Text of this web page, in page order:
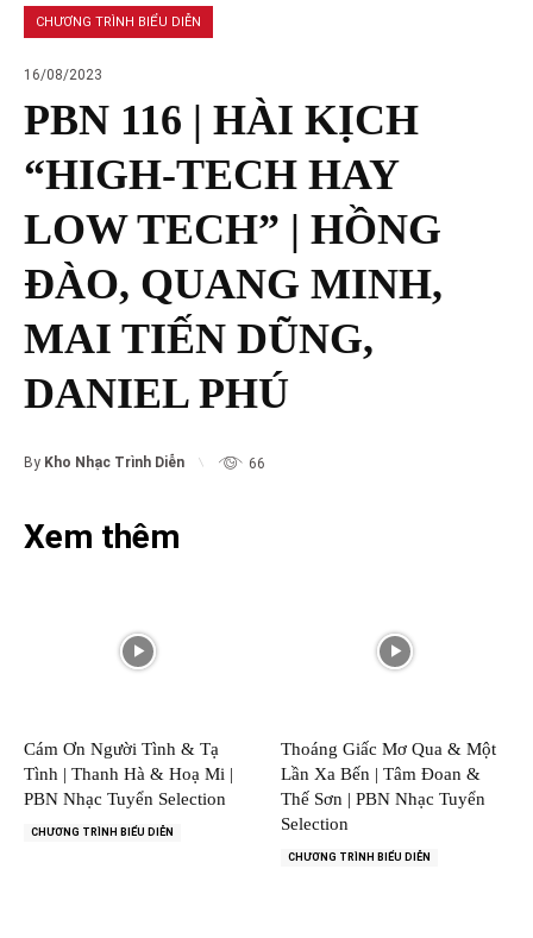
CHƯƠNG TRÌNH BIỂU DIỄN
16/08/2023
PBN 116 | HÀI KỊCH
“HIGH-TECH HAY
LOW TECH” | HỒNG
ĐÀO, QUANG MINH,
MAI TIẾN DŨNG,
DANIEL PHÚ
By Kho Nhạc Trình Diễn 66
Xem thêm
Cám Ơn Người Tình & Tạ
Tình | Thanh Hà & Hoạ Mi |
PBN Nhạc Tuyển Selection
CHƯƠNG TRÌNH BIỂU DIỄN
Thoáng Giấc Mơ Qua & Một
Lần Xa Bến | Tâm Đoan &
Thế Sơn | PBN Nhạc Tuyển
Selection
CHƯƠNG TRÌNH BIỂU DIỄN